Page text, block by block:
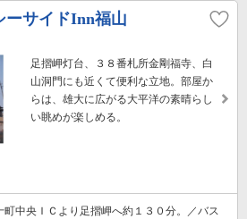
サイドInn福山
足摺岬灯台、３８番札所金剛福寺、白
山洞門にも近くて便利な立地。部屋か
らは、雄大に広がる大平洋の素晴らし
い眺めが楽しめる。
中央ＩＣより足摺岬へ約１３０分。／バス